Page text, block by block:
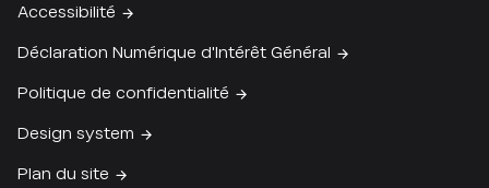
Accessibilité
Déclaration Numérique d'Intérêt Général
Politique de confidentialité
Design system
Plan du site